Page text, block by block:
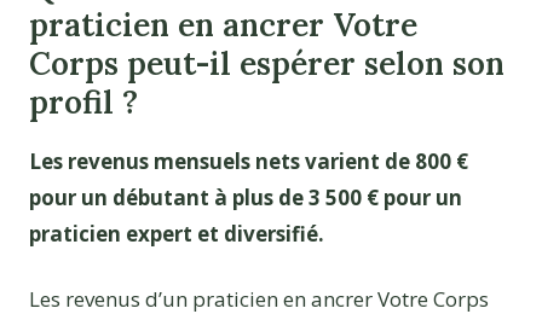
praticien en ancrer Votre
Corps peut-il espérer selon son
profil ?
Les revenus mensuels nets varient de 800 €
pour un débutant à plus de 3 500 € pour un
praticien expert et diversifié.
Les revenus d’un praticien en ancrer Votre Corps